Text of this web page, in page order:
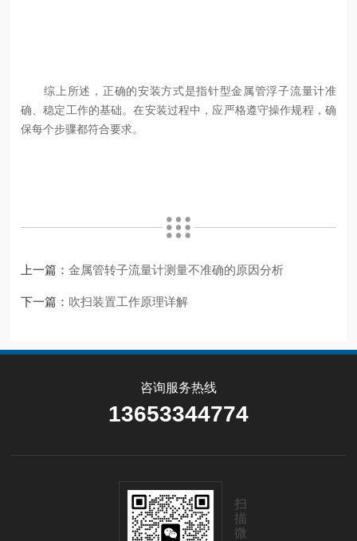
综上所述，正确的安装方式是指针型金属管浮子流量计准
确、稳定工作的基础。在安装过程中，应严格遵守操作规程，确
保每个步骤都符合要求。
上一篇：金属管转子流量计测量不准确的原因分析
下一篇： 吹扫装置工作原理详解
咨询服务热线
13653344774
扫
描
微